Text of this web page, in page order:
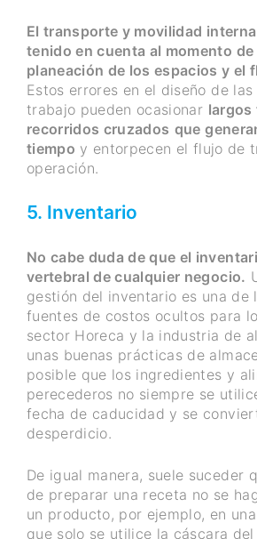
El transporte y movilidad
tenido en cuenta al momento de
planeación de los espacios y el
Estos errores en el diseño de
trabajo pueden ocasionar largos
recorridos cruzados que
tiempo y entorpecen el flujo de
operación.
5. Inventario
No cabe duda de que el
vertebral de cualquier negocio.
gestión del inventario es una de
fuentes de costos ocultos para
sector Horeca y la industria de
unas buenas prácticas de
posible que los ingredientes y
perecederos no siempre se
fecha de caducidad y se
desperdicio.
De igual manera, suele suceder
de preparar una receta no se
un producto, por ejemplo, en
que solo se utilice la cáscara